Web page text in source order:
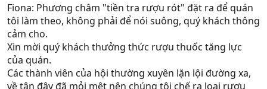
Fiona: Phương châm "tiền tra rượu rót" đặt ra để quán
tôi làm theo, không phải để nói suông, quý khách thông
cảm cho.
Xin mời quý khách thưởng thức rượu thuốc tăng lực
của quán.
Các thành viên của hội thường xuyên lặn lội đường xa,
về tận đây đã mỏi mệt nên chúng tôi chế ra loại rượu